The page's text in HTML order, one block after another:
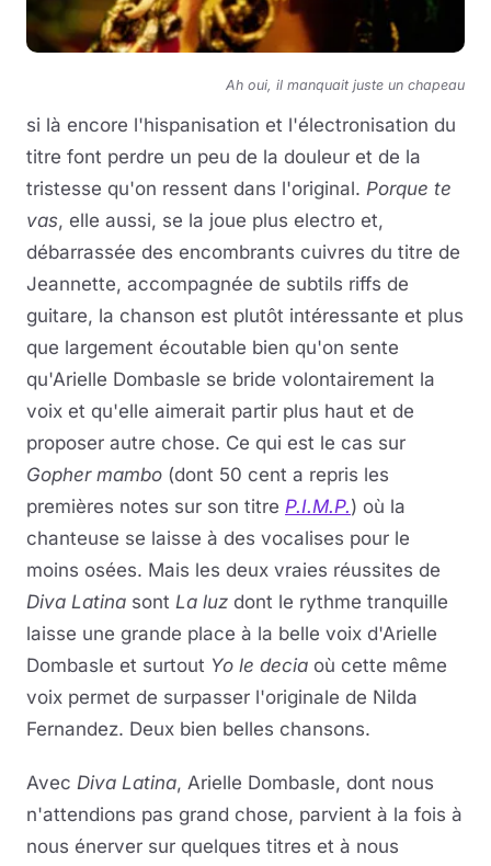
Ah oui, il manquait juste un chapeau
si là encore l'hispanisation et l'électronisation du
titre font perdre un peu de la douleur et de la
tristesse qu'on ressent dans l'original. Porque te
vas, elle aussi, se la joue plus electro et,
débarrassée des encombrants cuivres du titre de
Jeannette, accompagnée de subtils riffs de
guitare, la chanson est plutôt intéressante et plus
que largement écoutable bien qu'on sente
qu'Arielle Dombasle se bride volontairement la
voix et qu'elle aimerait partir plus haut et de
proposer autre chose. Ce qui est le cas sur
Gopher mambo (dont 50 cent a repris les
premières notes sur son titre P.I.M.P.) où la
chanteuse se laisse à des vocalises pour le
moins osées. Mais les deux vraies réussites de
Diva Latina sont La luz dont le rythme tranquille
laisse une grande place à la belle voix d'Arielle
Dombasle et surtout Yo le decia où cette même
voix permet de surpasser l'originale de Nilda
Fernandez. Deux bien belles chansons.
Avec Diva Latina, Arielle Dombasle, dont nous
n'attendions pas grand chose, parvient à la fois à
nous énerver sur quelques titres et à nous